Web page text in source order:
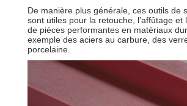
De manière plus générale, ces outils de
sont utiles pour la retouche, l’affûtage et
de pièces performantes en matériaux
exemple des aciers au carbure, des
porcelaine.